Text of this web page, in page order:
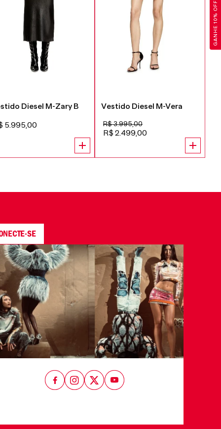
GANHE 10% OFF
Diesel M-Zary B
5.995,00
Vestido Diesel M-Vera
R$3.995,00
R$ 2.499,00
SE